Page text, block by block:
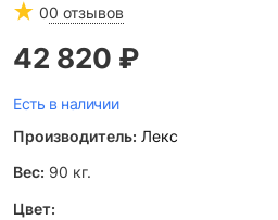
00 отзывов
42 820 ₽
Есть в наличии
Производитель: Лекс
Вес: 90 кг.
Цвет: